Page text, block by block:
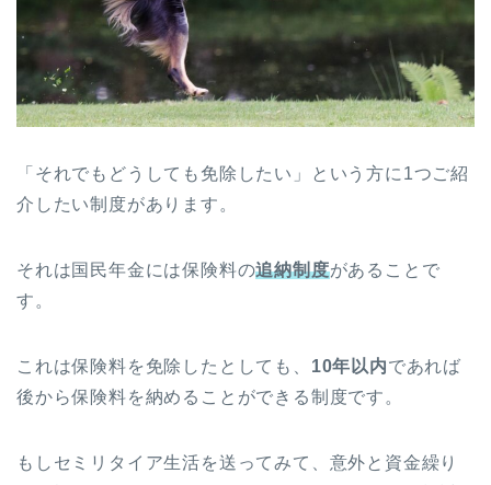
「それでもどうしても免除したい」という方に1つご紹
介したい制度があります。
それは国民年金には保険料の追納制度があることで
す。
これは保険料を免除したとしても、 10年以内であれば
後から保険料を納めることができる制度です。
もしセミリタイア生活を送ってみて、意外と資金繰り